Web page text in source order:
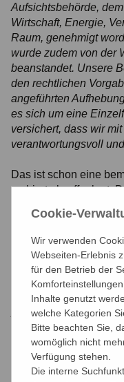
Aufsichtsbehörde,
Wirtschaft, Energie,
Raum, genehmigt
wurde zudem von der
beanstandet. Unsere
den rechtlichen
angeführten
es sich um eine
versichert, dass wir
verantwortungsvoll
Das ist schon eine
verbirgt als offenlegt.
beschlossen hat, das
und eine
nichts. In all den
seine
mittlerweile über 1
konnte, war das nicht
fragen: wenn das
jemand, der
Beitragszahlung
Die Frage stellt sich
Beitragsveranlagung
Cookie-
Wir verwenden
Webseiten-Erlebnis
für den Betrieb der
Inhalte genutzt
welche Kategorien
Bitte beachten Sie,
womöglich nicht
Verfügung stehen.
Die interne